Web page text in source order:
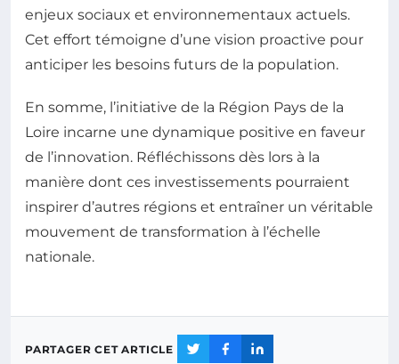
enjeux sociaux et environnementaux actuels.
Cet effort témoigne d’une vision proactive pour
anticiper les besoins futurs de la population.
En somme, l’initiative de la Région Pays de la
Loire incarne une dynamique positive en faveur
de l’innovation. Réfléchissons dès lors à la
manière dont ces investissements pourraient
inspirer d’autres régions et entraîner un véritable
mouvement de transformation à l’échelle
nationale.
PARTAGER CET ARTICLE